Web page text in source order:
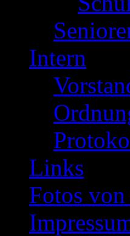
Intern
Links
Fotos